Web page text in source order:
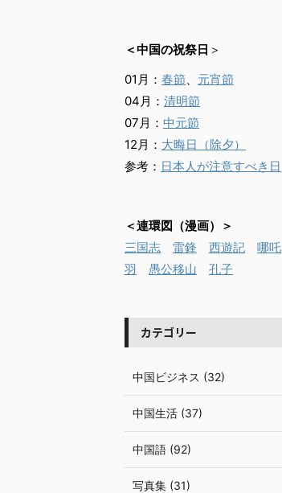
＜中国の祝祭日 ＞
01月： 春節、 元宵節
04月： 清明節
07月： 中元節
12月： 大晦日（除夕）
参考： 日本人が注意すべき日
＜連環図（漫画）＞
三国志
雷鋒 西遊記 哪吒
羽
愚公移山 孔子
カテゴリー
中国ビジネス (32)
中国生活 (37)
中国語 (92)
写真集 (31)